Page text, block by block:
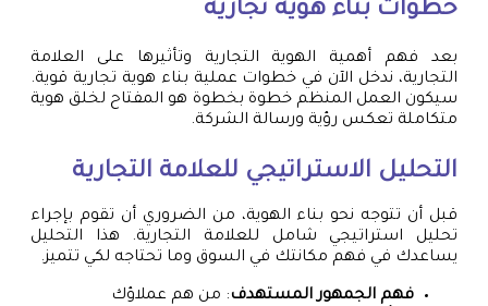
خطوات بناء هوية تجارية
بعد فهم أهمية الهوية التجارية وتأثيرها على العلامة
التجارية، ندخل الآن في خطوات عملية بناء هوية تجارية قوية.
سيكون العمل المنظم خطوة بخطوة هو المفتاح لخلق هوية
متكاملة تعكس رؤية ورسالة الشركة.
التحليل الاستراتيجي للعلامة التجارية
قبل أن تتوجه نحو بناء الهوية، من الضروري أن تقوم بإجراء
تحليل استراتيجي شامل للعلامة التجارية. هذا التحليل
يساعدك في فهم مكانتك في السوق وما تحتاجه لكي تتميز.
فهم الجمهور المستهدف: من هم عملاؤك